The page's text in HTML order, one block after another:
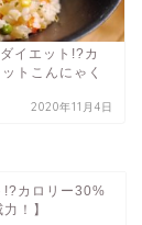
イエット!?カ
トこんにゃく
2020年11月4日
!?カロリー30%
！】